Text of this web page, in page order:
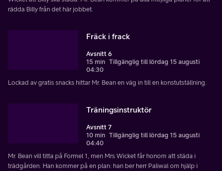
rädda Billy från det här jobbet.
Fräck i frack
Avsnitt 6
15 min Tillgänglig till lördag 15 augusti
04:30
Lockad av gratis snacks hittar Mr. Bean en väg in till en konstutställning.
Träningsinstruktör
Avsnitt 7
10 min Tillgänglig till lördag 15 augusti
04:40
Mr. Bean vill titta på Formel 1, men Mrs Wicket får honom att städa i
trädgården. Han kommer på en plan: han ber herr Paliwal om hjälp i